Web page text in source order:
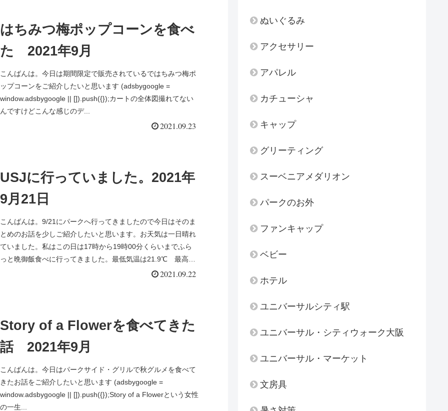
はちみつ梅ポップコーンを食べ
た 2021年9月
こんばんは。今日は期間限定で販売されているではちみつ梅ポ
ップコーンをご紹介したいと思います (adsbygoogle =
window.adsbygoogle || []).push({});カートの全体図撮れてない
んですけどこんな感じのデ...
2021.09.23
USJに行っていました。2021年
9月21日
こんばんは。9/21にパークへ行ってきましたので今日はそのま
とめのお話を少しご紹介したいと思います。お天気は一日晴れ
ていました。私はこの日は17時から19時00分くらいまでふら
っと晩御飯食べに行ってきました。最低気温は21.9℃ 最高気
2021.09.22
Story of a Flowerを食べてきた
話 2021年9月
こんばんは。今日はパークサイド・グリルで秋グルメを食べて
きたお話をご紹介したいと思います (adsbygoogle =
window.adsbygoogle || []).push({});Story of a Flowerという女性
の一生...
ぬいぐるみ
アクセサリー
アパレル
カチューシャ
キャップ
グリーティング
スーベニアメダリオン
パークのお外
ファンキャップ
ベビー
ホテル
ユニバーサルシティ駅
ユニバーサル・シティウォーク大阪
ユニバーサル・マーケット
文房具